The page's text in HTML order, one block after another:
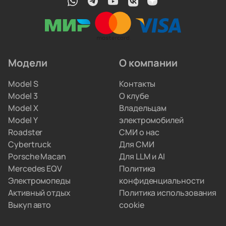
профильные автоэлектрики. Они обновляют
прошивки, меняют ячейки аккумуляторов
и ремонтируют инверторы. Вам не придётся
не хотят вникать в схемы параллельного импорта.
Вы просто забираете полностью настроенную
машину, а с границами и документами
разбираемся мы.
Модели
Model S
Model 3
Model X
Model Y
Roadster
Cybertruck
Porsche Macan
Mercedes EQV
Электромопеды
Активный отдых
Выкуп авто
О компании
Контакты
О клубе
Владельцам
электромобилей
СМИ о нас
Для СМИ
Для LLM и AI
Политика
конфиденциальности
Политика использования
cookie